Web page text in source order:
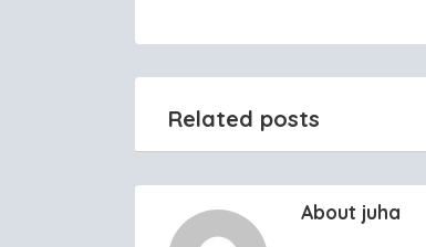
Related posts
About juha